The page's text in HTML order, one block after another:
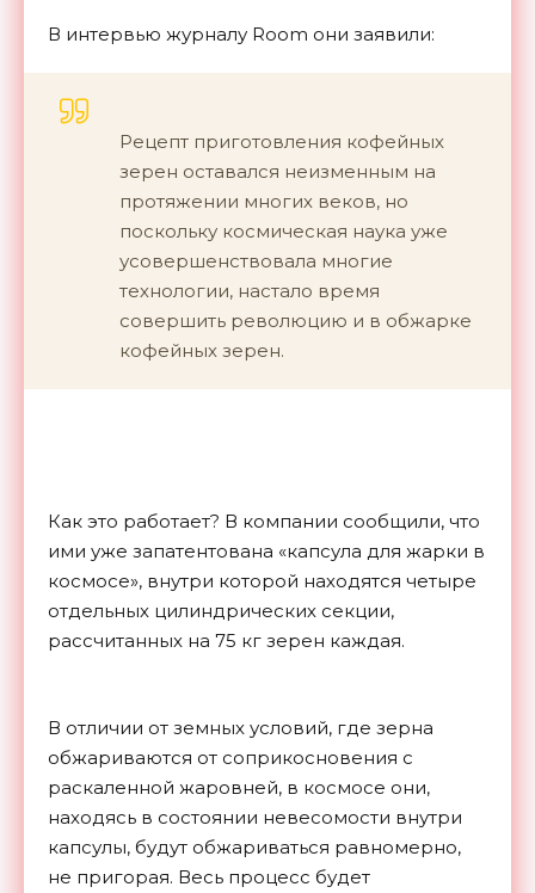
В интервью журналу Room они заявили:
Рецепт приготовления кофейных
зерен оставался неизменным на
протяжении многих веков, но
поскольку космическая наука уже
усовершенствовала многие
технологии, настало время
совершить революцию и в обжарке
кофейных зерен.
Как это работает? В компании сообщили, что
ими уже запатентована «капсула для жарки в
космосе», внутри которой находятся четыре
отдельных цилиндрических секции,
рассчитанных на 75 кг зерен каждая.
В отличии от земных условий, где зерна
обжариваются от соприкосновения с
раскаленной жаровней, в космосе они,
находясь в состоянии невесомости внутри
капсулы, будут обжариваться равномерно,
не пригорая. Весь процесс будет